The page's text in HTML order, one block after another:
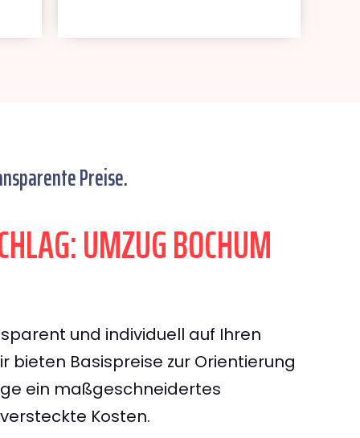
Preise.
UMZUG BOCHUM
und individuell auf Ihren
bieten Basispreise zur Orientierung
ein maßgeschneidertes
Kosten.